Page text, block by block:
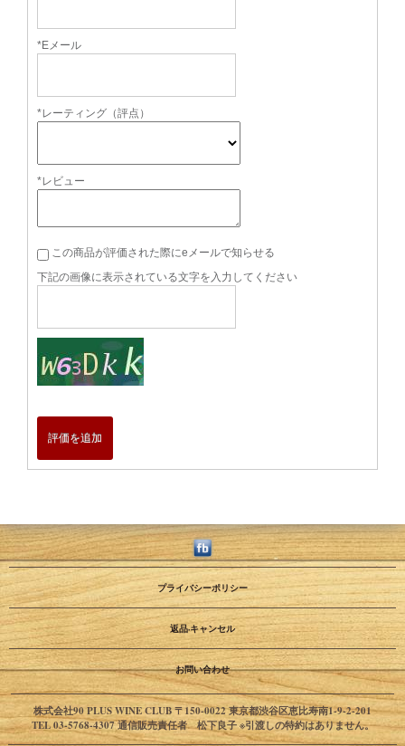
*Eメール
*レーティング（評点）
*レビュー
この商品が評価された際にeメールで知らせる
下記の画像に表示されている文字を入力してください
評価を追加
プライバシーポリシー
返品·キャンセル
お問い合わせ
株式会社90 PLUS WINE CLUB 〒150-0022 東京都渋谷区恵比寿南1-9-2-201
TEL 03-5768-4307 通信販売責任者 松下良子 ※引渡しの特約はありません。